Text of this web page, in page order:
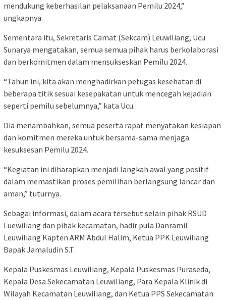
mendukung keberhasilan pelaksanaan Pemilu 2024,”
ungkapnya.
Sementara itu, Sekretaris Camat (Sekcam) Leuwiliang, Ucu
Sunarya mengatakan, semua semua pihak harus berkolaborasi
dan berkomitmen dalam mensukseskan Pemilu 2024.
“Tahun ini, kita akan menghadirkan petugas kesehatan di
beberapa titik sesuai kesepakatan untuk mencegah kejadian
seperti pemilu sebelumnya,” kata Ucu.
Dia menambahkan, semua peserta rapat menyatakan kesiapan
dan komitmen mereka untuk bersama-sama menjaga
kesuksesan Pemilu 2024.
“Kegiatan ini diharapkan menjadi langkah awal yang positif
dalam memastikan proses pemilihan berlangsung lancar dan
aman,” tuturnya.
Sebagai informasi, dalam acara tersebut selain pihak RSUD
Luewiliang dan pihak kecamatan, hadir pula Danramil
Leuwiliang Kapten ARM Abdul Halim, Ketua PPK Leuwiliang
Bapak Jamaludin S.T.
Kepala Puskesmas Leuwiliang, Kepala Puskesmas Puraseda,
Kepala Desa Sekecamatan Leuwiliang, Para Kepala Klinik di
Wilayah Kecamatan Leuwiliang, dan Ketua PPS Sekecamatan